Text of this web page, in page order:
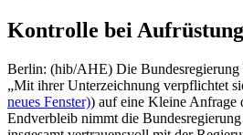
Kontrolle bei
Berlin: (hib/AHE) Die Bundesregierung
„Mit ihrer Unterzeichnung verpflichtet
neues Fenster)) auf eine Kleine
Endverbleib nimmt die